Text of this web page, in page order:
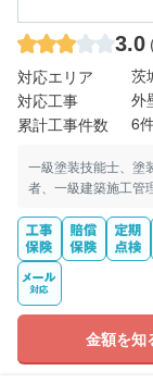
3.0 (
対応エリア
茨
対応工事
外
累計工事件数
6
一級塗装技能士、塗
者、一級建築施工管
金額を知